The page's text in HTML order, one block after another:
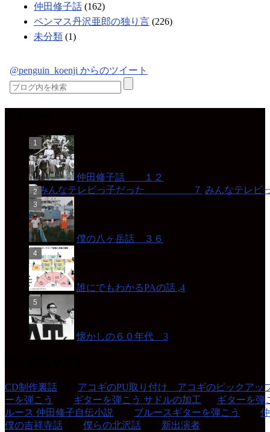
仲田修子話 (162)
ペンマス丹沢亜郎の独り言 (226)
未分類 (1)
@penguin_koenji からのツイート
仲田修子話 １２
みんなテ
僕の八ヶ岳話 ３６
誰にでもわかるPAの話 ,4
懐かしの６０年代 3
CD制作裏話
アコギのPU取り付け アコギのピックアッ
ーを弾こう
ギターを弾こう サドルの加工
ギターを弾
ルース 仲田修子自伝小説
ブルースギターを弾こう
僕の吉祥寺話
僕らの北沢話 新出演者